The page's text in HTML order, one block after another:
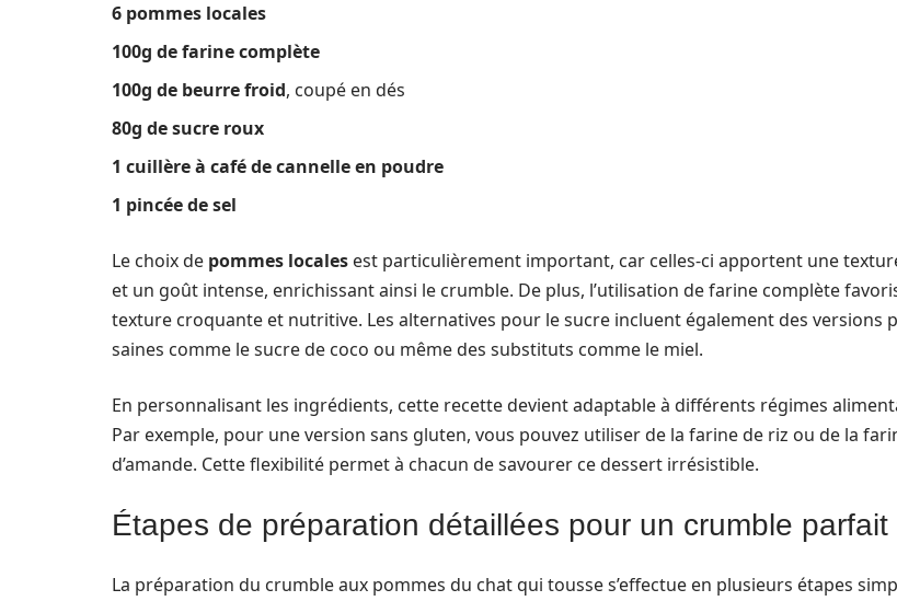
6 pommes locales
100g de farine complète
100g de beurre froid, coupé en dés
80g de sucre roux
1 cuillère à café de cannelle en poudre
1 pincée de sel
Le choix de pommes locales est particulièrement important, car celles-ci apportent une
et un goût intense, enrichissant ainsi le crumble. De plus, l’utilisation de farine complète
texture croquante et nutritive. Les alternatives pour le sucre incluent également des versions
saines comme le sucre de coco ou même des substituts comme le miel.
En personnalisant les ingrédients, cette recette devient adaptable à différents régimes
Par exemple, pour une version sans gluten, vous pouvez utiliser de la farine de riz ou de la
d’amande. Cette flexibilité permet à chacun de savourer ce dessert irrésistible.
Étapes de préparation détaillées pour un crumble parfait
La préparation du crumble aux pommes du chat qui tousse s’effectue en plusieurs étapes